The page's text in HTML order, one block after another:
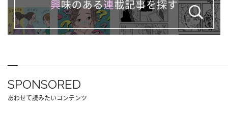
SPONSORED
あわせて読みたいコンテンツ